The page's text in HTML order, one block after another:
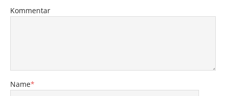
Kommentar
Name*